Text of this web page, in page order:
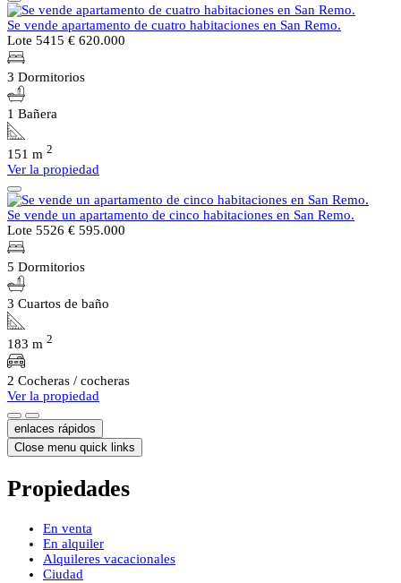
Se vende apartamento de cuatro habitaciones en San Remo.
Lote 5415 € 620.000
3 Dormitorios
1 Bañera
151 m 2
Ver la propiedad
Se vende un apartamento de cinco habitaciones en San Remo.
Lote 5526 € 595.000
5 Dormitorios
3 Cuartos de baño
183 m 2
2 Cocheras / cocheras
Ver la propiedad
enlaces rápidos
Close menu quick links
Propiedades
En venta
En alquiler
Alquileres vacacionales
Ciudad